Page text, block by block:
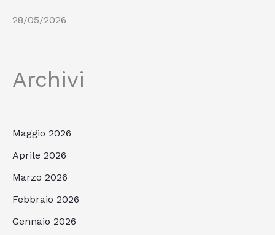
28/05/2026
Archivi
Maggio 2026
Aprile 2026
Marzo 2026
Febbraio 2026
Gennaio 2026